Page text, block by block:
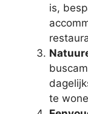
is,
te